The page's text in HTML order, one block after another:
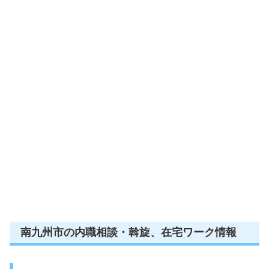
南九州市の内職相談・斡旋、在宅ワーク情報